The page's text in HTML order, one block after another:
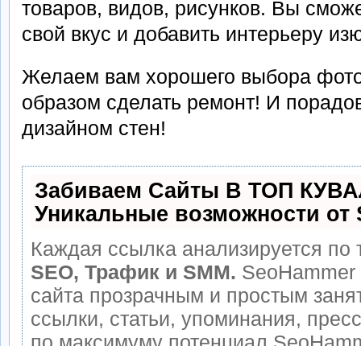
товаров, видов, рисунков. Вы
свой вкус и добавить интерьеру
Желаем вам хорошего выбора
образом сделать ремонт! И
дизайном стен!
Забиваем Сайты В ТОП
Уникальные возможности от
Каждая ссылка анализируется по
SEO, Трафик и SMM.
сайта прозрачным и простым
ссылки, статьи, упоминания,